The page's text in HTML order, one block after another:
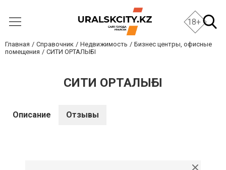
18+
Главная Справочник Недвижимость
Бизнес центры, офисные
помещения
СИТИ ОРТАЛЫҒЫ
СИТИ ОРТАЛЫҒЫ
Описание Отзывы